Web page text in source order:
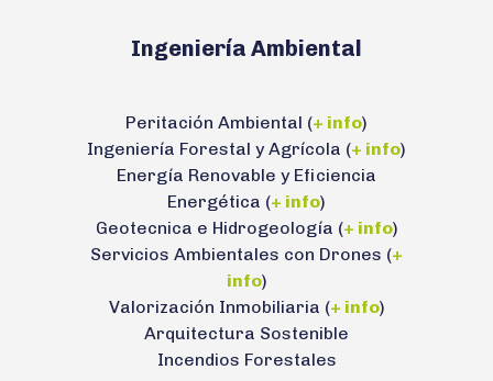
Ingeniería Ambiental
Peritación Ambiental (+ info)
Ingeniería Forestal y Agrícola (+ info)
Energía Renovable y Eficiencia
Energética (+ info)
Geotecnica e Hidrogeología (+ info)
Servicios Ambientales con Drones (+
info)
Valorización Inmobiliaria (+ info)
Arquitectura Sostenible
Incendios Forestales